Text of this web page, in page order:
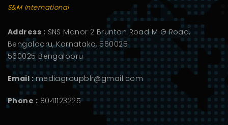
S&M International
Address : SNS Manor 2 Brunton Road M G Road,
Bengalooru, Karnataka, 560025
560025 Bengalooru
Email : mediagroupblr@gmail.com
Phone : 8041123225